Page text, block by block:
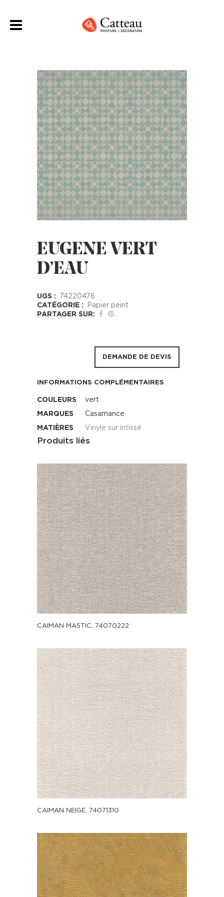
EUGENE VERT
D’EAU
UGS :
74220476
CATÉGORIE :
Papier peint
PARTAGER SUR:
DEMANDE DE DEVIS
INFORMATIONS COMPLÉMENTAIRES
COULEURS
vert
MARQUES
Casamance
MATIÈRES
Vinyle sur intissé
Produits liés
CAIMAN MASTIC, 74070222
CAIMAN NEIGE, 74071310